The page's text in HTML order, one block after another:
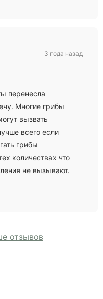
перенесла
Многие грибы
вызвать
всего если
грибы
количествах что
не вызывают.
3 года назад
отзывов